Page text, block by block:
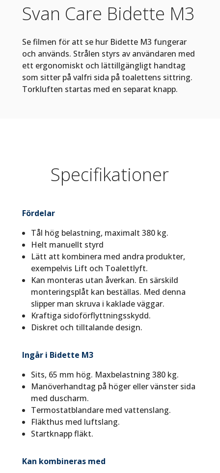
Svan Care Bidette M3
Se filmen för att se hur Bidette M3 fungerar
och används. Strålen styrs av användaren med
ett ergonomiskt och lättillgängligt handtag
som sitter på valfri sida på toalettens sittring.
Torkluften startas med en separat knapp.
Specifikationer
Fördelar
Tål hög belastning, maximalt 380 kg.
Helt manuellt styrd
Lätt att kombinera med andra produkter,
exempelvis Lift och Toalettlyft.
Kan monteras utan åverkan. En särskild
monterings­plåt kan beställas. Med denna
slipper man skruva i kaklade väggar.
Kraftiga sidoförflyttningsskydd.
Diskret och tilltalande design.
Ingår i Bidette M3
Sits, 65 mm hög. Maxbelastning 380 kg.
Manöverhandtag på höger eller vänster sida
med duscharm.
Termostatblandare med vattenslang.
Fläkthus med luftslang.
Startknapp fläkt.
Kan kombineras med